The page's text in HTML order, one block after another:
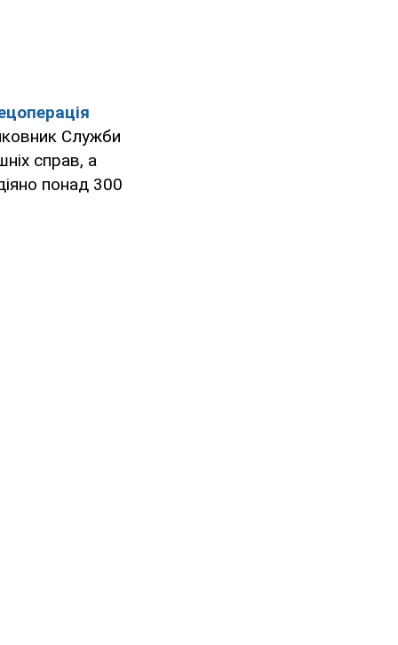
Служби
справ, а
понад 300